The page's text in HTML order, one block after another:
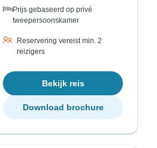
Prijs gebaseerd op privé
tweepersoonskamer
Reservering vereist min. 2
reizigers
Bekijk reis
Download brochure